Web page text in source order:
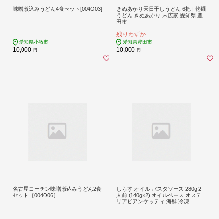
味噌煮込みうどん4食セット[004O03]
愛知県小牧市
10,000 円
きぬあかり天日干しうどん 6把 | 乾麺
うどん きぬあかり 末広家 愛知県 豊
田市
残りわずか
愛知県豊田市
10,000 円
名古屋コーチン味噌煮込みうどん2食
セット［004O06］
しらす オイル パスタソース 280g 2
人前 (140g×2) オイルベース オステ
リアビアンケッティ 海鮮 冷凍